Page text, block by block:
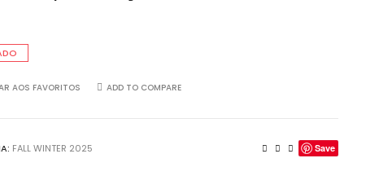
AOS FAVORITOS ADD TO COMPARE
FALL WINTER 2025 Save